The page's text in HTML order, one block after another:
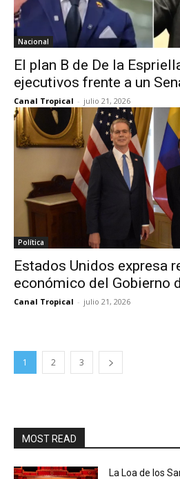
Nacional
El plan B de De la
ejecutivos frente a un
Canal Tropical - julio 21, 2026
Política
Estados Unidos expresa
económico del Gobierno
Canal Tropical - julio 21, 2026
1 2 3
MOST READ
La Loa de los